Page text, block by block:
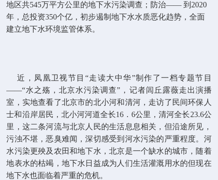
地区共545万平方公里的地下水污染调查；防治—— 到 2020
年，总投资350个亿，初步遏制地下水水质恶化趋势，全面
建立地下水环境监管体系。
近，凤凰卫视节目“走读大中华”制作了一档专题节目
——“水之殇，北京水污染调查”，记者闾 丘露薇走出演播
室，实地查看了北京市的北小河和清河，走访了民间环保人
士和沿岸居民，北小河河道全长16 ．6公里 ，清河全长23.6公
里 ，这二条河流与北京人民的生活息息相关，但沿途所见，
污浊不堪，恶臭难闻，深切感受到河水污染的严重程度。河
水污染更殃及农田和地下水，北京是一个缺水的城市，随着
地表水的枯竭，地下水日益成为人们生活灌溉用水的但现在
地下水也面临着严重的危机。